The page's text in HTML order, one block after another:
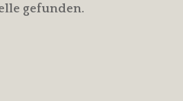
gefunden.